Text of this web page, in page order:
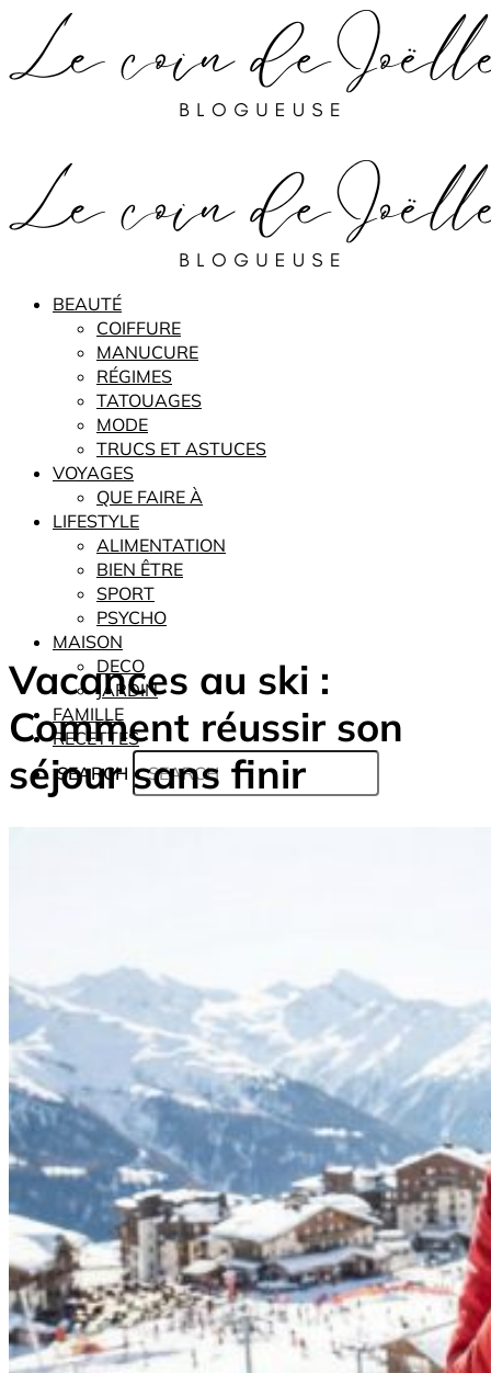
BEAUTÉ
COIFFURE
MANUCURE
RÉGIMES
TATOUAGES
MODE
TRUCS ET ASTUCES
VOYAGES
QUE FAIRE À
LIFESTYLE
ALIMENTATION
BIEN ÊTRE
SPORT
PSYCHO
MAISON
DECO
JARDIN
FAMILLE
RECETTES
SEARCH
Vacances au ski :
Comment réussir son
séjour sans finir